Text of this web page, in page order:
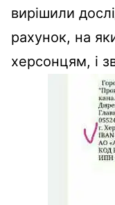
вирішили
рахунок, на
херсонцям, і